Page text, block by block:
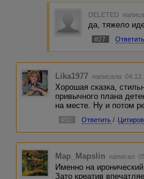
DELETED
да, тяжело
#27 Ответить
Lika1977 написала
Хорошая сказка,
привычного плана
на месте. Ну и потом
#11 Ответить /
Map_Mapslin написал
Именно на
Зато креатив